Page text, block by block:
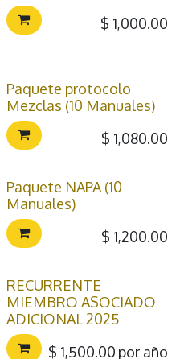
$ 1,000.00
Paquete protocolo
Mezclas (10 Manuales)
$ 1,080.00
Paquete NAPA (10
Manuales)
$ 1,200.00
RECURRENTE
MIEMBRO ASOCIADO
ADICIONAL 2025
$ 1,500.00 por año